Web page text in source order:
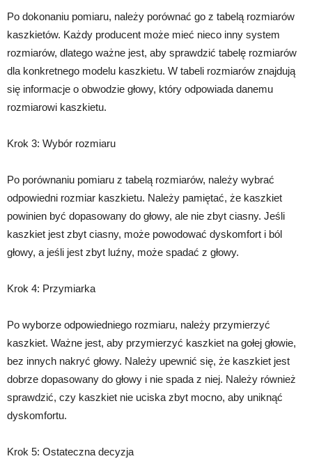
Po dokonaniu pomiaru, należy porównać go z tabelą rozmiarów
kaszkietów. Każdy producent może mieć nieco inny system
rozmiarów, dlatego ważne jest, aby sprawdzić tabelę rozmiarów
dla konkretnego modelu kaszkietu. W tabeli rozmiarów znajdują
się informacje o obwodzie głowy, który odpowiada danemu
rozmiarowi kaszkietu.
Krok 3: Wybór rozmiaru
Po porównaniu pomiaru z tabelą rozmiarów, należy wybrać
odpowiedni rozmiar kaszkietu. Należy pamiętać, że kaszkiet
powinien być dopasowany do głowy, ale nie zbyt ciasny. Jeśli
kaszkiet jest zbyt ciasny, może powodować dyskomfort i ból
głowy, a jeśli jest zbyt luźny, może spadać z głowy.
Krok 4: Przymiarka
Po wyborze odpowiedniego rozmiaru, należy przymierzyć
kaszkiet. Ważne jest, aby przymierzyć kaszkiet na gołej głowie,
bez innych nakryć głowy. Należy upewnić się, że kaszkiet jest
dobrze dopasowany do głowy i nie spada z niej. Należy również
sprawdzić, czy kaszkiet nie uciska zbyt mocno, aby uniknąć
dyskomfortu.
Krok 5: Ostateczna decyzja